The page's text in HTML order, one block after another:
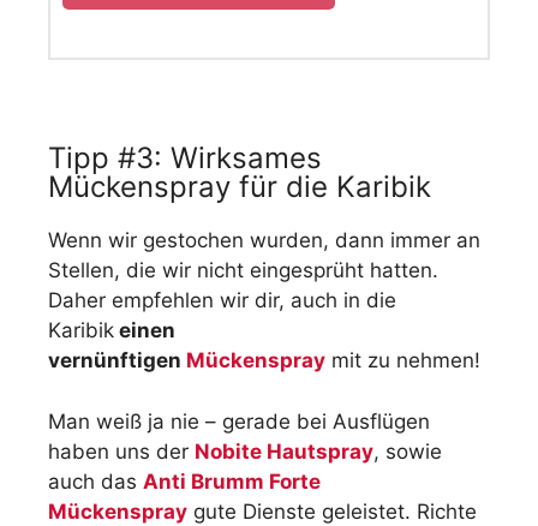
Tipp #3: Wirksames
Mückenspray für die Karibik
Wenn wir gestochen wurden, dann immer an
Stellen, die wir nicht eingesprüht hatten.
Daher empfehlen wir dir, auch in die
Karibik einen
vernünftigen Mückenspray mit zu nehmen!
Man weiß ja nie – gerade bei Ausflügen
haben uns der Nobite Hautspray, sowie
auch das Anti Brumm Forte
Mückenspray gute Dienste geleistet. Richte